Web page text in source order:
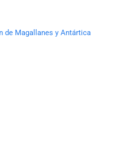
de Magallanes y Antártica